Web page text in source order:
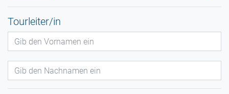
Tourleiter/in